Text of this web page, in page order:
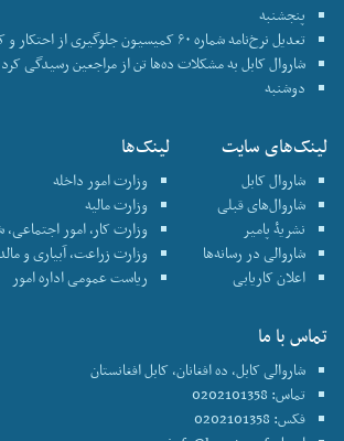
پنجشنبه
تعدیل نرخ‌نامه شماره ۶۰ کمیسیون جلوگیری از احتکار و کنترول قیم مواد اولیه
شاروال کابل به مشکلات ده‌ها تن از مراجعین رسیدگی کرد
دوشنبه
لینک‌های سایت
شاروال کابل
شاروال‌های قبلی
نشریۀ پامیر
شاروالی در رسانه‌ها
اعلان کاریابی
لینک‌ها
وزارت امور داخله
وزارت مالیه
وزارت کار، امور
وزارت زراعت، آبیاری و
ریاست عمومی اداره امور
تماس با ما
شاروالی کابل، ده افغانان، کابل افغانستان
تماس: 0202101358
فکس: 0202101358